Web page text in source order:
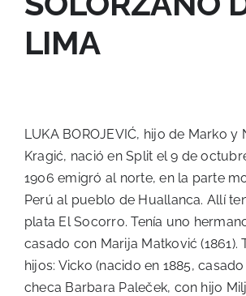
LIMA
LUKA BOROJEVIĆ, hijo de Marko y
Kragić, nació en Split el 9 de
1906 emigró al norte, en la parte
Perú al pueblo de Huallanca. Allí
plata El Socorro. Tenía uno
casado con Marija Matković (1861).
hijos: Vicko (nacido en 1885,
checa Barbara Paleček, con hijo